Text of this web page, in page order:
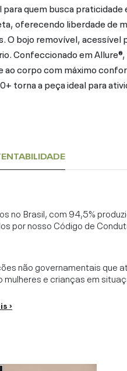
quem busca praticidade
oferecendo liberdade de
O bojo removível, acessível
Confeccionado em
ao corpo com máximo
torna a peça ideal para
no Brasil, com 94,5%
por nosso Código de
não governamentais que
e crianças em
›